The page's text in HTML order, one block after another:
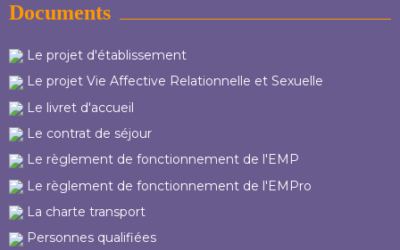
Documents
Le projet d'établissement
Le projet Vie Affective Relationnelle et Sexuelle
Le livret d'accueil
Le contrat de séjour
Le règlement de fonctionnement de l'EMP
Le règlement de fonctionnement de l'EMPro
La charte transport
Personnes qualifiées